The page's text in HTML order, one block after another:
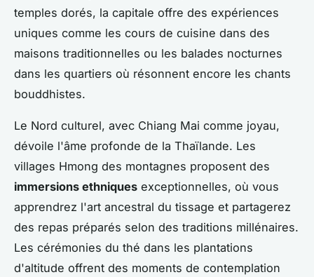
temples dorés, la capitale offre des expériences
uniques comme les cours de cuisine dans des
maisons traditionnelles ou les balades nocturnes
dans les quartiers où résonnent encore les chants
bouddhistes.
Le Nord culturel, avec Chiang Mai comme joyau,
dévoile l'âme profonde de la Thaïlande. Les
villages Hmong des montagnes proposent des
immersions ethniques exceptionnelles, où vous
apprendrez l'art ancestral du tissage et partagerez
des repas préparés selon des traditions millénaires.
Les cérémonies du thé dans les plantations
d'altitude offrent des moments de contemplation